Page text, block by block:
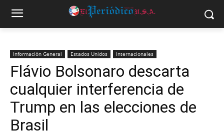
Información General Estados Unidos Internacionales
Flávio Bolsonaro descarta
cualquier interferencia de
Trump en las elecciones de
Brasil